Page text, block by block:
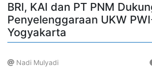
BRI, KAI dan PT PNM
Penyelenggaraan UKW
Yogyakarta
Nadi Mulyadi